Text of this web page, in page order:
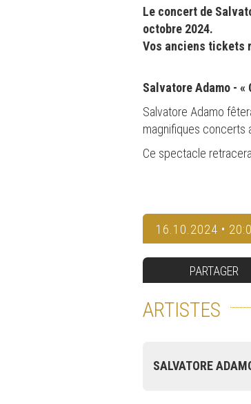
Le concert de
octobre 2024.
Vos anciens tickets
Salvatore Adamo - «
Salvatore Adamo
magnifiques concerts
Ce spectacle
16.10.2024 •
PARTAGER
ARTISTES
SALVATORE